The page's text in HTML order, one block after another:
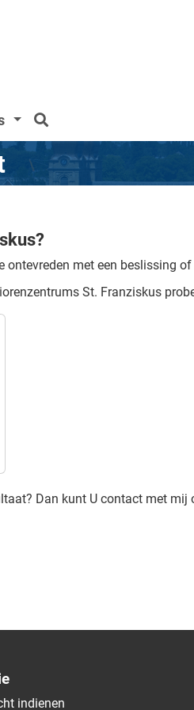
ontevreden met een beslissing
St. Franziskus
Dan kunt U contact met mij
indienen